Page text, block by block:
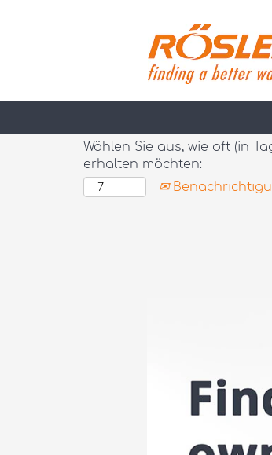
Nach Stichwort suchen
Mehr Optionen
Wählen Sie aus, wie oft (in
erhalten möchten: